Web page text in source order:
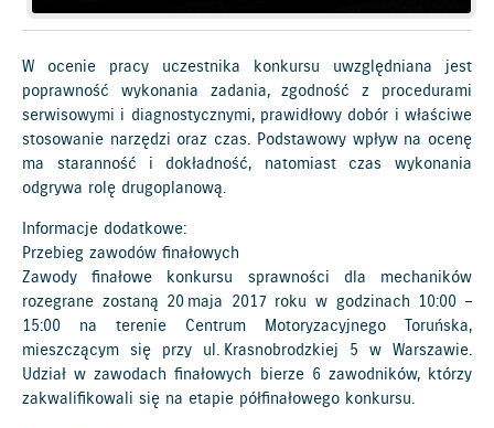
W ocenie pracy uczestnika konkursu uwzględniana jest
poprawność wykonania zadania, zgodność z procedurami
serwisowymi i diagnostycznymi, prawidłowy dobór i właściwe
stosowanie narzędzi oraz czas. Podstawowy wpływ na ocenę
ma staranność i dokładność, natomiast czas wykonania
odgrywa rolę drugoplanową.
Informacje dodatkowe:
Przebieg zawodów finałowych
Zawody finałowe konkursu sprawności dla mechaników
rozegrane zostaną 20 maja 2017 roku w godzinach 10:00 –
15:00 na terenie Centrum Motoryzacyjnego Toruńska,
mieszczącym się przy ul. Krasnobrodzkiej 5 w Warszawie.
Udział w zawodach finałowych bierze 6 zawodników, którzy
zakwalifikowali się na etapie półfinałowego konkursu.